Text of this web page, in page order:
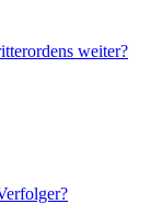
weiter?